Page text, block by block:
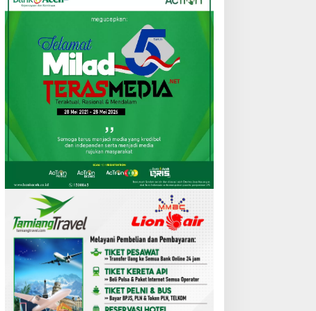
Cegah DBD dan Malaria,
Tiga BUMD Aceh Tamiang